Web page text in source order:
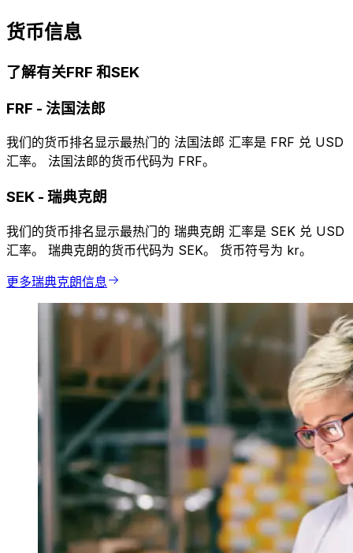
货币信息
了解有关FRF 和SEK
FRF - 法国法郎
我们的货币排名显示最热门的 法国法郎 汇率是 FRF 兑 USD
汇率。 法国法郎的货币代码为 FRF。
SEK - 瑞典克朗
我们的货币排名显示最热门的 瑞典克朗 汇率是 SEK 兑 USD
汇率。 瑞典克朗的货币代码为 SEK。 货币符号为 kr。
更多瑞典克朗信息